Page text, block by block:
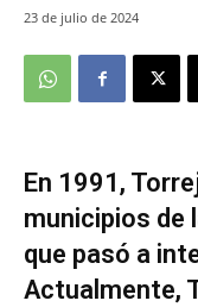
23 de julio de 2024
En 1991,
municipios de
que pasó a
Actualmente,